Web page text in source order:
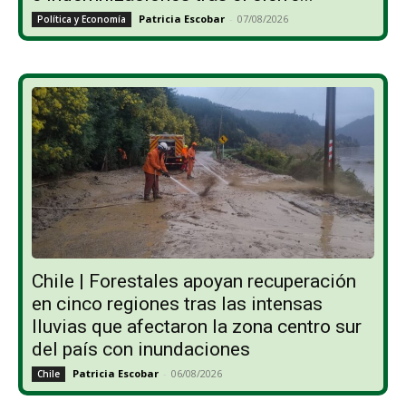
Política y Economía Patricia Escobar - 07/08/2026
Chile | Forestales apoyan recuperación
en cinco regiones tras las intensas
lluvias que afectaron la zona centro sur
del país con inundaciones
Chile Patricia Escobar - 06/08/2026